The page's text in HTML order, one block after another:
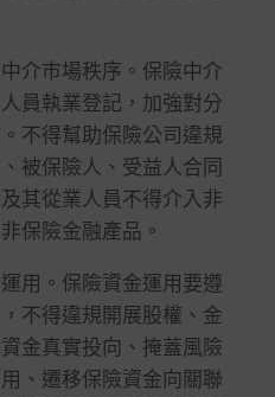
市場秩序。保險中介
員執業登記，加強對分
不得幫助保險公司違規
被保險人、受益人合同
其從業人員不得介入非
保險金融產品。
。保險資金運用要遵
不得違規開展股權、金
金真實投向、掩蓋風險
、遷移保險資金向關聯